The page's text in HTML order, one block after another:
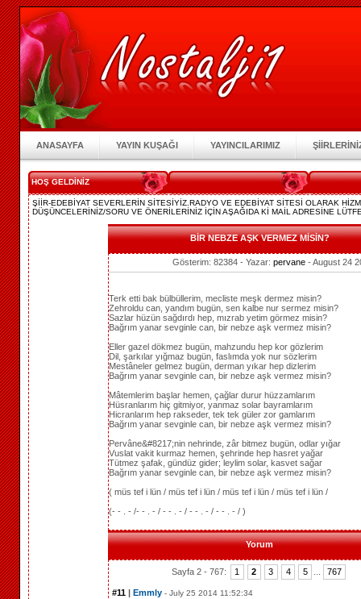
ANASAYFA YAYIN KUŞAĞI YAYINCILARIMIZ
HOŞ GELDİNİZ
ŞİİR-EDEBİYAT SEVERLERİN SİTESİYİZ.RADYO VE EDEBİYAT SİTESİ OLARAK
DÜŞÜNCELERİNİZ/SORU VE ÖNERİLERİNİZ İÇİN AŞAĞIDA Kİ MAİL ADRESİNE
BİR NEBZE AŞK VERMEZ MİSİN?
Gösterim: 82384 - Yazar: pervane - August 24
Terk etti bak bülbüllerim, mecliste meşk dermez misin?
Zehroldu can, yandım bugün, sen kalbe nur sermez misin?
Sazlar hüzün sağdırdı hep, mızrab yetim görmez misin?
Bağrım yanar sevginle can, bir nebze aşk vermez misin?
Eller gazel dökmez bugün, mahzundu hep kor gözlerim
Dil, şarkılar yığmaz bugün, faslımda yok nur sözlerim
Mestâneler gelmez bugün, derman yıkar hep dizlerim
Bağrım yanar sevginle can, bir nebze aşk vermez misin?
Mâtemlerim başlar hemen, çağlar durur hüzzamlarım
Hüsranlarım hiç gitmiyor, yanmaz solar bayramlarım
Hicranlarım hep rakseder, tek tek güler zor gamlarım
Bağrım yanar sevginle can, bir nebze aşk vermez misin?
Pervâne&#8217;nin nehrinde, zâr bitmez bugün, odlar yığar
Vuslat vakit kurmaz hemen, şehrinde hep hasret yağar
Tütmez şafak, gündüz gider; leylim solar, kasvet sağar
Bağrım yanar sevginle can, bir nebze aşk vermez misin?
( müs tef i lün / müs tef i lün / müs tef i lün / müs tef i lün /
(- - . - /- - . - / - - . - / - - . - / - - . - / )
Yorum
Sayfa 2 - 767: 1 2 3 4 5 767
#11 | Emmly - July 25 2014 11:52:34